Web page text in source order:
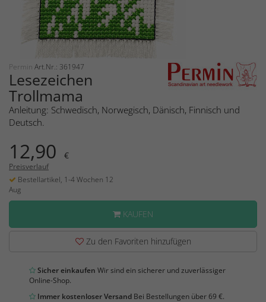
Permin Art.Nr.: 361947
Lesezeichen
Trollmama
Anleitung: Schwedisch, Norwegisch, Dänisch, Finnisch und
Deutsch.
12,90 €
Preisverlauf
Bestellartikel, 1-4 Wochen 12
Aug
KAUFEN
Zu den Favoriten hinzufügen
Sicher einkaufen Wir sind ein sicherer und zuverlässiger
Online-Shop.
Immer kostenloser Versand Bei Bestellungen über 69 €.